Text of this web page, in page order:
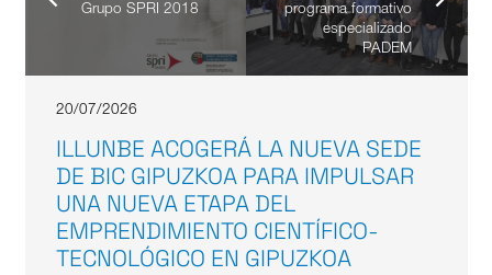
Grupo SPRI 2018
programa formativo
especializado
PADEM
20/07/2026
ILLUNBE ACOGERÁ LA NUEVA SEDE
DE BIC GIPUZKOA PARA IMPULSAR
UNA NUEVA ETAPA DEL
EMPRENDIMIENTO CIENTÍFICO-
TECNOLÓGICO EN GIPUZKOA